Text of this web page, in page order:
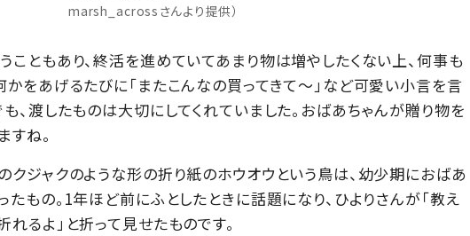
marsh_acrossさんより提供）
こともあり、終活を進めていてあまり物は増やしたくない上、何事も
かをあげるたびに「またこんなの買ってきて～」など可愛い小言を言
、渡したものは大切にしてくれていました。おばあちゃんが贈り物を
すね。
クジャクのような形の折り紙のホウオウという鳥は、幼少期におばあ
もの。1年ほど前にふとしたときに話題になり、ひよりさんが「教え
るよ」と折って見せたものです。